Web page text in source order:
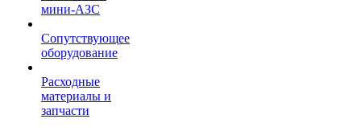
мини-АЗС
Сопутствующее
оборудование
Расходные
материалы и
запчасти